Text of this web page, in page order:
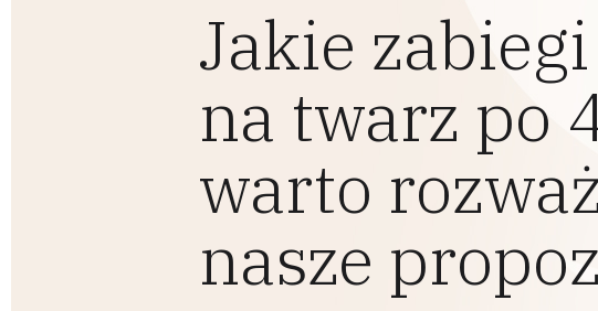
Jakie
na twarz po
warto
nasze